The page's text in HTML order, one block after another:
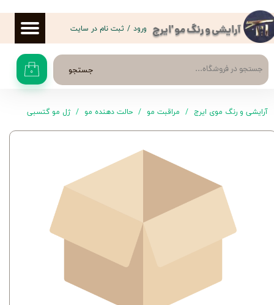
آرایشی و رنگ مو 'ایرج
جستجو ۰
ورود / ثبت نام در سایت
حساب کاربری من
تغییر گذر واژه
سفارشات
خروج از حساب کاربری
آرایشی و رنگ موی ایرج مراقبت مو حالت دهنده مو ژل مو گتسبی